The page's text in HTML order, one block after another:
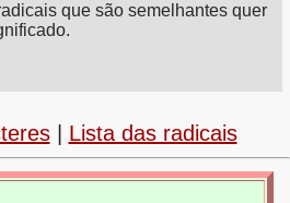
que são semelhantes quer
| Lista das radicais